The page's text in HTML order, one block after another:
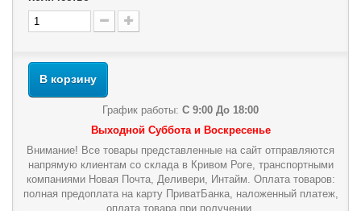
В корзину
График работы: С 9:00 До 18:00
Выходной Суббота и Воскресенье
Внимание! Все товары представленные на сайт отправляются
напрямую клиентам со склада в Кривом Роге, транспортными
компаниями Новая Почта, Деливери, Интайм. Оплата товаров:
полная предоплата на карту ПриватБанка, наложенный платеж,
оплата товара при получении.